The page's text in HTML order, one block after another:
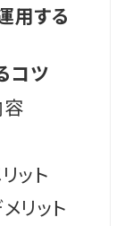
用する
コツ
ット
リット